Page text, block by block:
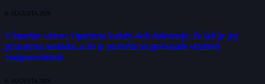
6. AUGUSTA 2026
Chmelár rázne: Opozícia každý deň dokazuje, že lož je jej
pracovná metóda, a že je nezrelá na prevzatie vládnej
zodpovednosti
6. AUGUSTA 2026